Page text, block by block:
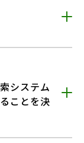
システム
ことを決